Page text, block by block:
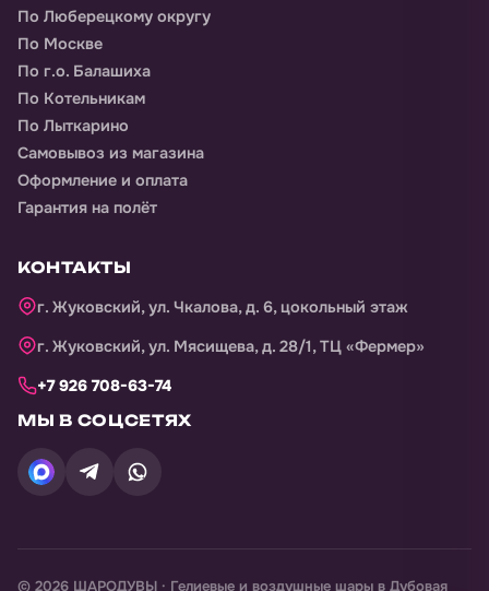
По Люберецкому округу
По Москве
По г.о. Балашиха
По Котельникам
По Лыткарино
Самовывоз из магазина
Оформление и оплата
Гарантия на полёт
КОНТАКТЫ
г. Жуковский, ул. Чкалова, д. 6, цокольный этаж
г. Жуковский, ул. Мясищева, д. 28/1, ТЦ «Фермер»
+7 926 708-63-74
МЫ В СОЦСЕТЯХ
© 2026 ШАРОДУВЫ · Гелиевые и воздушные шары в Дубовая